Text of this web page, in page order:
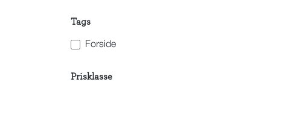
Tags
Forside
Prisklasse